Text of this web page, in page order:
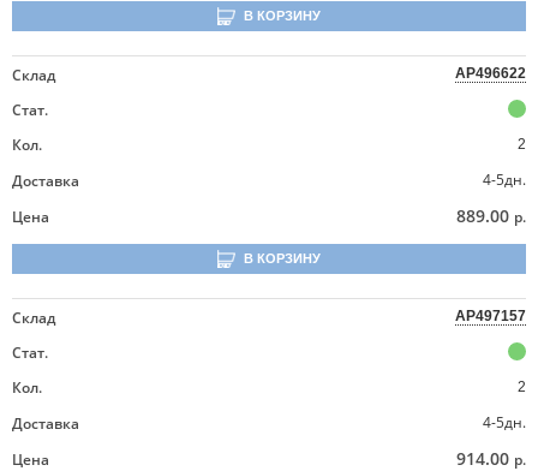
В КОРЗИНУ
Склад AP496622
Стат.
Кол.
2
Доставка
4-5дн.
Цена
889.00 р.
В КОРЗИНУ
Склад AP497157
Стат.
Кол.
2
Доставка
4-5дн.
Цена
914.00 р.